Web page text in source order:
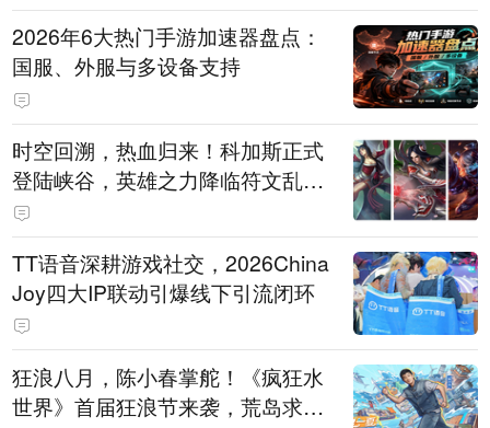
2026年6大热门手游加速器盘点：
国服、外服与多设备支持
时空回溯，热血归来！科加斯正式
登陆峡谷，英雄之力降临符文乱
斗！
TT语音深耕游戏社交，2026China
Joy四大IP联动引爆线下引流闭环
狂浪八月，陈小春掌舵！《疯狂水
世界》首届狂浪节来袭，荒岛求生